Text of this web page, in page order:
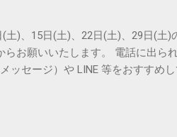
土)、15日(土)、22日(土)、29日(土
らお願いいたします。 電話に出ら
ッセージ）や LINE 等をおすすめし